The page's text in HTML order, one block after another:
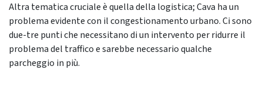
Altra tematica cruciale è quella della logistica; Cava ha un
problema evidente con il congestionamento urbano. Ci sono
due-tre punti che necessitano di un intervento per ridurre il
problema del traffico e sarebbe necessario qualche
parcheggio in più.